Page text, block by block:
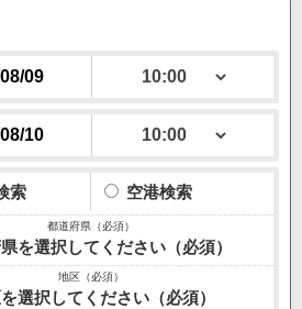
索 空港検索
を選択してください（必須）
選択してください（必須）